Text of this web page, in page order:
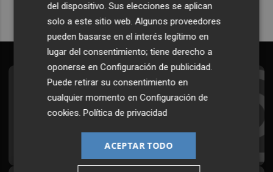
Suscríbete al Boletín
Todos los días a primera hora en tu email
del dispositivo. Sus elecciones se aplican
solo a este sitio web. Algunos proveedores
pueden basarse en el interés legítimo en
lugar del consentimiento; tiene derecho a
oponerse enConfiguración de publicidad.
Puede retirar su consentimiento en
cualquier momento enConfiguración de
cookies.Política de privacidad
ACEPTAR TODO